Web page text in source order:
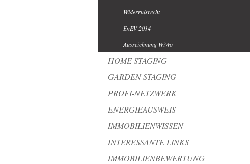
Widerrufsrecht
EnEV 2014
Auszeichnung WiWo
HOME STAGING
GARDEN STAGING
PROFI-NETZWERK
ENERGIEAUSWEIS
IMMOBILIENWISSEN
INTERESSANTE LINKS
IMMOBILIENBEWERTUNG